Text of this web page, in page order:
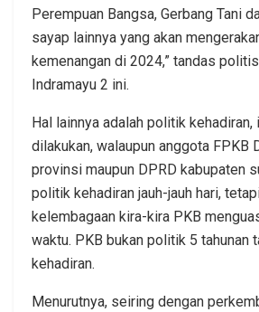
Perempuan Bangsa, Gerbang Tani
sayap lainnya yang akan
kemenangan di 2024,” tandas
Indramayu 2 ini.
Hal lainnya adalah politik kehadiran,
dilakukan, walaupun anggota FPKB
provinsi maupun DPRD kabupaten
politik kehadiran jauh-jauh hari,
kelembagaan kira-kira PKB
waktu. PKB bukan politik 5 tahunan
kehadiran.
Menurutnya, seiring dengan